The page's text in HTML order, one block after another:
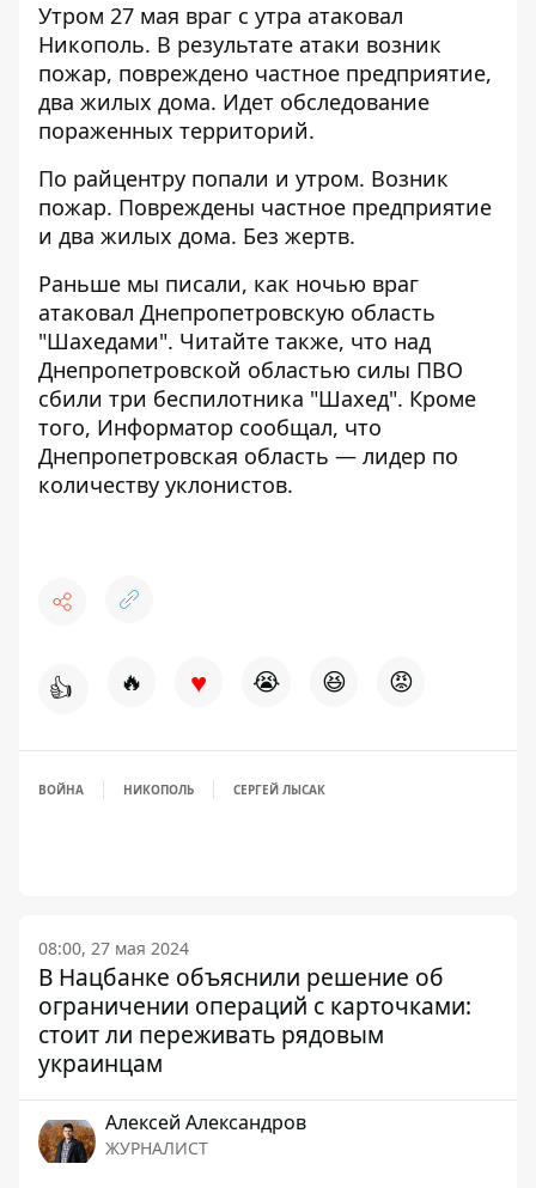
Утром 27 мая враг с утра атаковал
Никополь. В результате атаки возник
пожар, повреждено частное предприятие,
два жилых дома. Идет обследование
пораженных территорий.
По райцентру попали и утром. Возник
пожар. Повреждены частное предприятие
и два жилых дома. Без жертв.
Раньше мы писали, как ночью враг
атаковал Днепропетровскую область
"Шахедами". Читайте также, что над
Днепропетровской областью силы ПВО
сбили три беспилотника "Шахед". Кроме
того, Информатор сообщал, что
Днепропетровская область — лидер по
количеству уклонистов.
👍 🔥 ♥ 😭 😆 😡
ВОЙНА НИКОПОЛЬ СЕРГЕЙ ЛЫСАК
08:00, 27 мая 2024
В Нацбанке объяснили решение об
ограничении операций с карточками:
стоит ли переживать рядовым
украинцам
Алексей Александров
ЖУРНАЛИСТ